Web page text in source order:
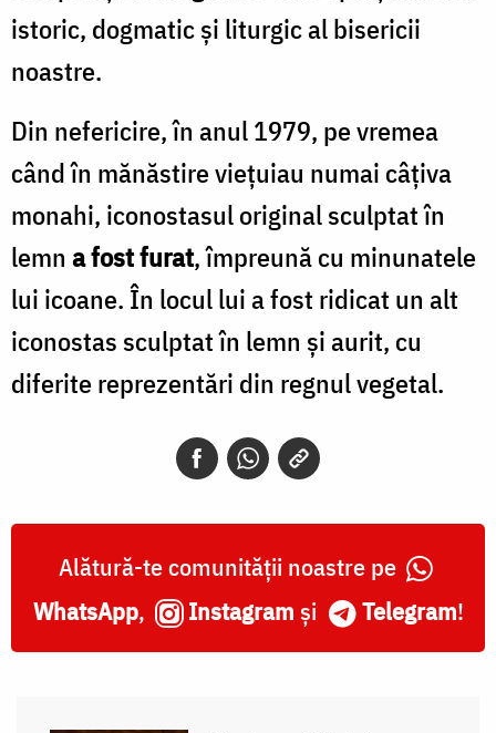
istoric, dogmatic şi liturgic al bisericii
noastre.
Din nefericire, în anul 1979, pe vremea
când în mănăstire vieţuiau numai câţiva
monahi, iconostasul original sculptat în
lemn a fost furat, împreună cu minunatele
lui icoane. În locul lui a fost ridicat un alt
iconostas sculptat în lemn şi aurit, cu
diferite reprezentări din regnul vegetal.
Alătură-te comunității noastre pe
WhatsApp, Instagram și Telegram!